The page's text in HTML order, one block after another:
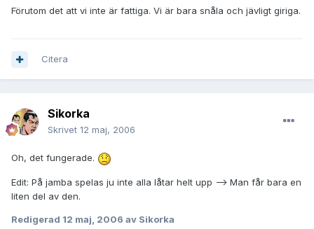
Förutom det att vi inte är fattiga. Vi är bara snåla och jävligt giriga.
Citera
Sikorka
Skrivet 12 maj, 2006
Oh, det fungerade.
Edit: På jamba spelas ju inte alla låtar helt upp --> Man får bara en
liten del av den.
Redigerad 12 maj, 2006 av Sikorka